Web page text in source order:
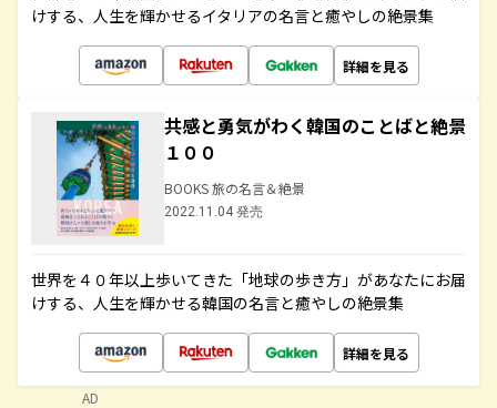
けする、人生を輝かせるイタリアの名言と癒やしの絶景集
詳細を見る
共感と勇気がわく韓国のことばと絶景
１００
BOOKS 旅の名言＆絶景
2022.11.04 発売
世界を４０年以上歩いてきた「地球の歩き方」があなたにお届
けする、人生を輝かせる韓国の名言と癒やしの絶景集
詳細を見る
AD